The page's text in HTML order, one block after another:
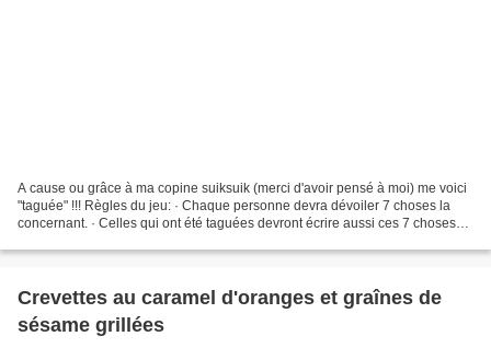
A cause ou grâce à ma copine suiksuik (merci d'avoir pensé à moi) me voici
"taguée" !!! Règles du jeu: · Chaque personne devra dévoiler 7 choses la
concernant. · Celles qui ont été taguées devront écrire aussi ces 7 choses
Crevettes au caramel d'oranges et graînes de
sésame grillées